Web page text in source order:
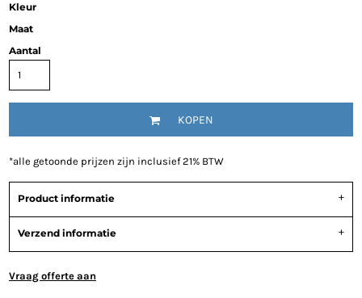
Kleur
Maat
Aantal
KOPEN
*alle getoonde prijzen zijn inclusief 21% BTW
Product informatie
Verzend informatie
Vraag offerte aan